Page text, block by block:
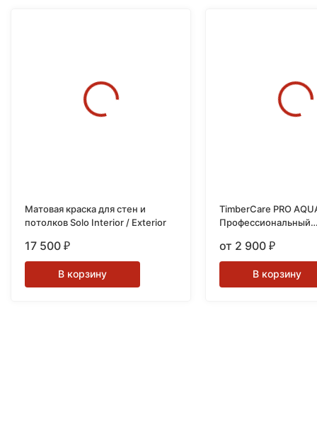
Матовая краска для стен и
потолков Solo Interior / Exterior
17 500 ₽
В корзину
TimberCare PRO
Профессиональный
основе
от 2 900 ₽
В корзину